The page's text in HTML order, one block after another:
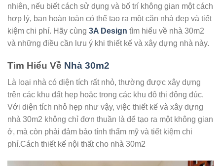
nhiên, nếu biết cách sử dụng và bố trí không gian một cách
hợp lý, bạn hoàn toàn có thể tạo ra một căn nhà đẹp và tiết
kiệm chi phí. Hãy cùng 3A Design tìm hiểu về nhà 30m2
và những điều cần lưu ý khi thiết kế và xây dựng nhà này.
Tìm Hiểu Về Nhà 30m2
Là loại nhà có diện tích rất nhỏ, thường được xây dựng
trên các khu đất hẹp hoặc trong các khu đô thị đông đúc.
Với diện tích nhỏ hẹp như vậy, việc thiết kế và xây dựng
nhà 30m2 không chỉ đơn thuần là để tạo ra một không gian
ở, mà còn phải đảm bảo tính thẩm mỹ và tiết kiệm chi
phí.Cách thiết kế nội thất cho nhà 30m2